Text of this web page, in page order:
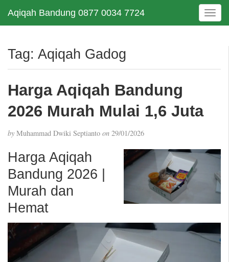
Aqiqah Bandung 0877 0034 7724
T
o
e
t
Tag: Aqiqah Gadog
Harga Aqiqah Bandung
2026 Murah Mulai 1,6 Juta
by Muhammad Dwiki Septianto on 29/01/2026
Harga Aqiqah
Bandung 2026 |
Murah dan
Hemat